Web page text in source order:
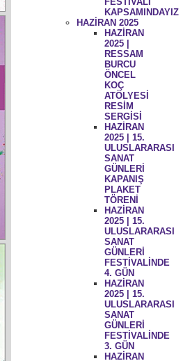
KAPSAMINDAYIZ
HAZİRAN 2025
HAZİRAN
2025 |
RESSAM
BURCU
ÖNCEL
KOÇ
ATÖLYESİ
RESİM
SERGİSİ
HAZİRAN
2025 | 15.
ULUSLARARASI
SANAT
GÜNLERİ
KAPANIŞ
PLAKET
TÖRENİ
HAZİRAN
2025 | 15.
ULUSLARARASI
SANAT
GÜNLERİ
FESTİVALİNDE
4. GÜN
HAZİRAN
2025 | 15.
ULUSLARARASI
SANAT
GÜNLERİ
FESTİVALİNDE
3. GÜN
HAZİRAN